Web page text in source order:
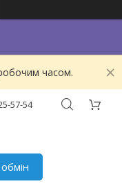
часом.
57-54